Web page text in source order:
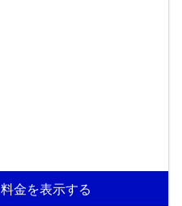
金を表示する